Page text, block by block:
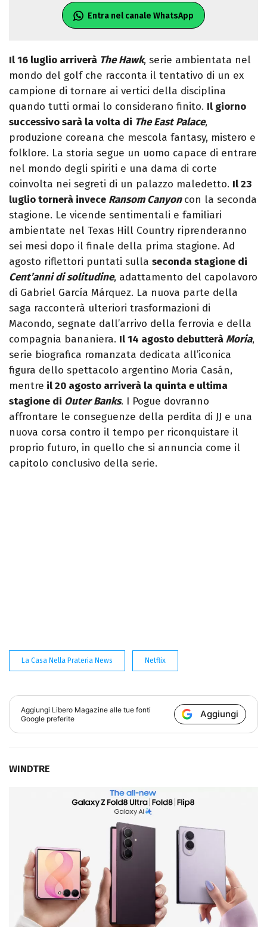
Entra nel canale WhatsApp
Il 16 luglio arriverà The Hawk, serie ambientata nel
mondo del golf che racconta il tentativo di un ex
campione di tornare ai vertici della disciplina
quando tutti ormai lo considerano finito. Il giorno
successivo sarà la volta di The East Palace,
produzione coreana che mescola fantasy, mistero e
folklore. La storia segue un uomo capace di entrare
nel mondo degli spiriti e una dama di corte
coinvolta nei segreti di un palazzo maledetto. Il 23
luglio tornerà invece Ransom Canyon con la seconda
stagione. Le vicende sentimentali e familiari
ambientate nel Texas Hill Country riprenderanno
sei mesi dopo il finale della prima stagione. Ad
agosto riflettori puntati sulla seconda stagione di
Cent’anni di solitudine, adattamento del capolavoro
di Gabriel García Márquez. La nuova parte della
saga racconterà ulteriori trasformazioni di
Macondo, segnate dall’arrivo della ferrovia e della
compagnia bananiera. Il 14 agosto debutteràMoria,
serie biografica romanzata dedicata all’iconica
figura dello spettacolo argentino Moria Casán,
mentre il 20 agosto arriverà la quinta e ultima
stagione di Outer Banks. I Pogue dovranno
affrontare le conseguenze della perdita di JJ e una
nuova corsa contro il tempo per riconquistare il
proprio futuro, in quello che si annuncia come il
capitolo conclusivo della serie.
La Casa Nella Prateria News Netflix
Aggiungi Libero Magazine alle tue fonti
Google preferite
Aggiungi
WINDTRE